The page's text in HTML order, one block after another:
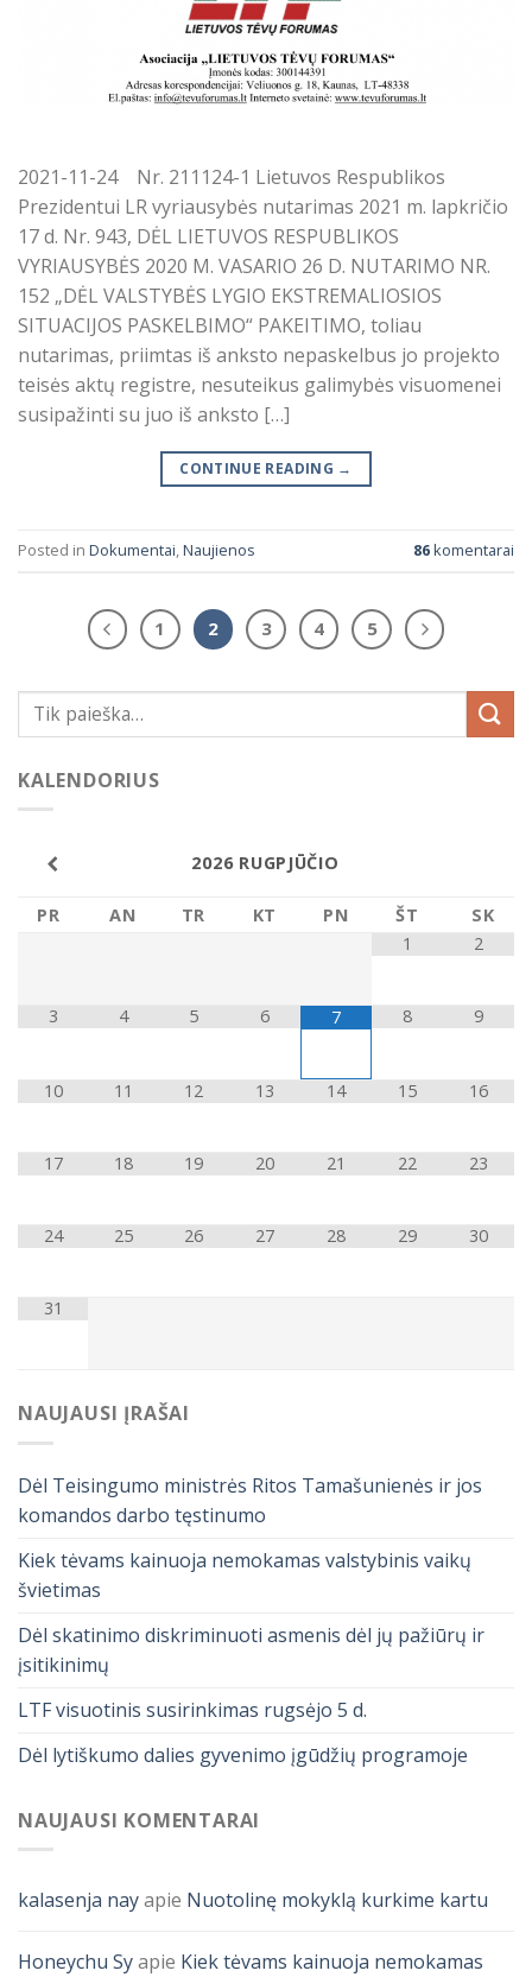
2021-11-24 Nr. 211124-1 Lietuvos Respublikos
Prezidentui LR vyriausybės nutarimas 2021 m. lapkričio
17 d. Nr. 943, DĖL LIETUVOS RESPUBLIKOS
VYRIAUSYBĖS 2020 M. VASARIO 26 D. NUTARIMO NR.
152 „DĖL VALSTYBĖS LYGIO EKSTREMALIOSIOS
SITUACIJOS PASKELBIMO“ PAKEITIMO, toliau
nutarimas, priimtas iš anksto nepaskelbus jo projekto
teisės aktų registre, nesuteikus galimybės visuomenei
susipažinti su juo iš anksto […]
CONTINUE READING →
Posted in Dokumentai,Naujienos 86komentarai
1 2 3 4 5
KALENDORIUS
2026 RUGPJŪČIO
PR AN TR KT PN ŠT
SK
1
2
3 4 5 6 7 8 9
10 11 12 13 14 15 16
17 18 19 20 21 22 23
24 25 26 27 28 29 30
31
NAUJAUSI ĮRAŠAI
Dėl Teisingumo ministrės Ritos Tamašunienės ir jos
komandos darbo tęstinumo
Kiek tėvams kainuoja nemokamas valstybinis vaikų
švietimas
Dėl skatinimo diskriminuoti asmenis dėl jų pažiūrų ir
įsitikinimų
LTF visuotinis susirinkimas rugsėjo 5 d.
Dėl lytiškumo dalies gyvenimo įgūdžių programoje
NAUJAUSI KOMENTARAI
kalasenja nayapie Nuotolinę mokyklą kurkime kartu
Honeychu Syapie Kiek tėvams kainuoja nemokamas